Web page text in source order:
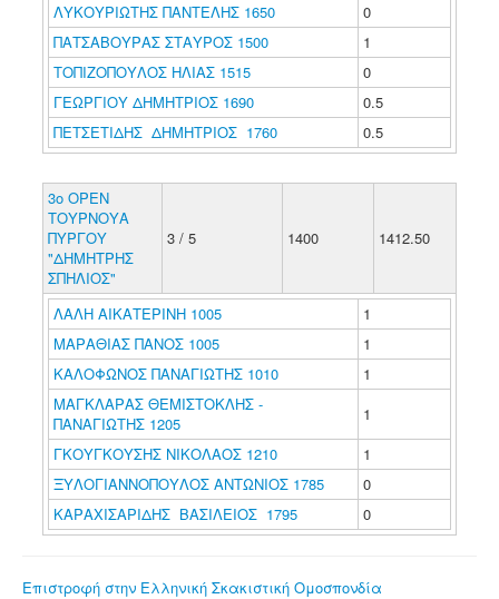
ΛΥΚΟΥΡΙΩΤΗΣ ΠΑΝΤΕΛΗΣ 1650
0
ΠΑΤΣΑΒΟΥΡΑΣ ΣΤΑΥΡΟΣ 1500
1
ΤΟΠΙΖΟΠΟΥΛΟΣ ΗΛΙΑΣ 1515
0
ΓΕΩΡΓΙΟΥ ΔΗΜΗΤΡΙΟΣ 1690
0.5
ΠΕΤΣΕΤΙΔΗΣ ΔΗΜΗΤΡΙΟΣ 1760
0.5
3ο ΟΡΕΝ
ΤΟΥΡΝΟΥΑ
ΠΥΡΓΟΥ
"ΔΗΜΗΤΡΗΣ
ΣΠΗΛΙΟΣ"
3 / 5 1400 1412.50
ΛΑΛΗ ΑΙΚΑΤΕΡΙΝΗ 1005
1
ΜΑΡΑΘΙΑΣ ΠΑΝΟΣ 1005
1
ΚΑΛΟΦΩΝΟΣ ΠΑΝΑΓΙΩΤΗΣ 1010
1
ΜΑΓΚΛΑΡΑΣ ΘΕΜΙΣΤΟΚΛΗΣ -
ΠΑΝΑΓΙΩΤΗΣ 1205
1
ΓΚΟΥΓΚΟΥΣΗΣ ΝΙΚΟΛΑΟΣ 1210
1
ΞΥΛΟΓΙΑΝΝΟΠΟΥΛΟΣ ΑΝΤΩΝΙΟΣ 1785
0
ΚΑΡΑΧΙΣΑΡΙΔΗΣ ΒΑΣΙΛΕΙΟΣ 1795
0
Επιστροφή στην Ελληνική Σκακιστική Ομοσπονδία